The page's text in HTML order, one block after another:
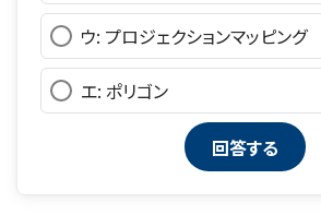
ウ: プロジェクションマッピング
エ: ポリゴン